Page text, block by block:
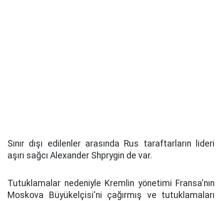
Sınır dışı edilenler arasında Rus taraftarların lideri
aşırı sağcı Alexander Shprygin de var.
Tutuklamalar nedeniyle Kremlin yönetimi Fransa'nın
Moskova Büyükelçisi'ni çağırmış ve tutuklamaları